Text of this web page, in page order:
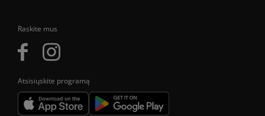
Raskite mus
Atsisiųskite programą